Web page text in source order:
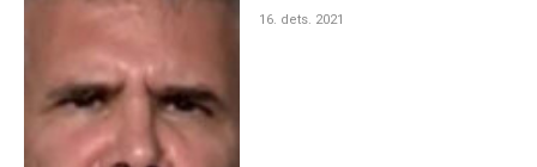
16. dets. 2021